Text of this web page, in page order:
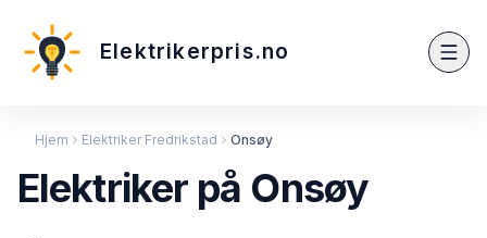
Elektrikerpris.no
Hjem Elektriker Fredrikstad Onsøy
Elektriker på Onsøy